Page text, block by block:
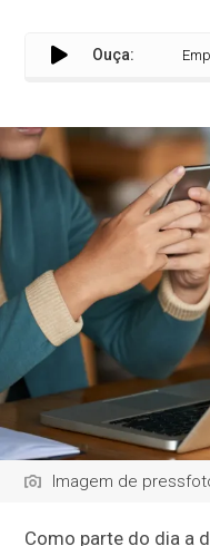
Ouça:
Imagem de
Como parte do dia a